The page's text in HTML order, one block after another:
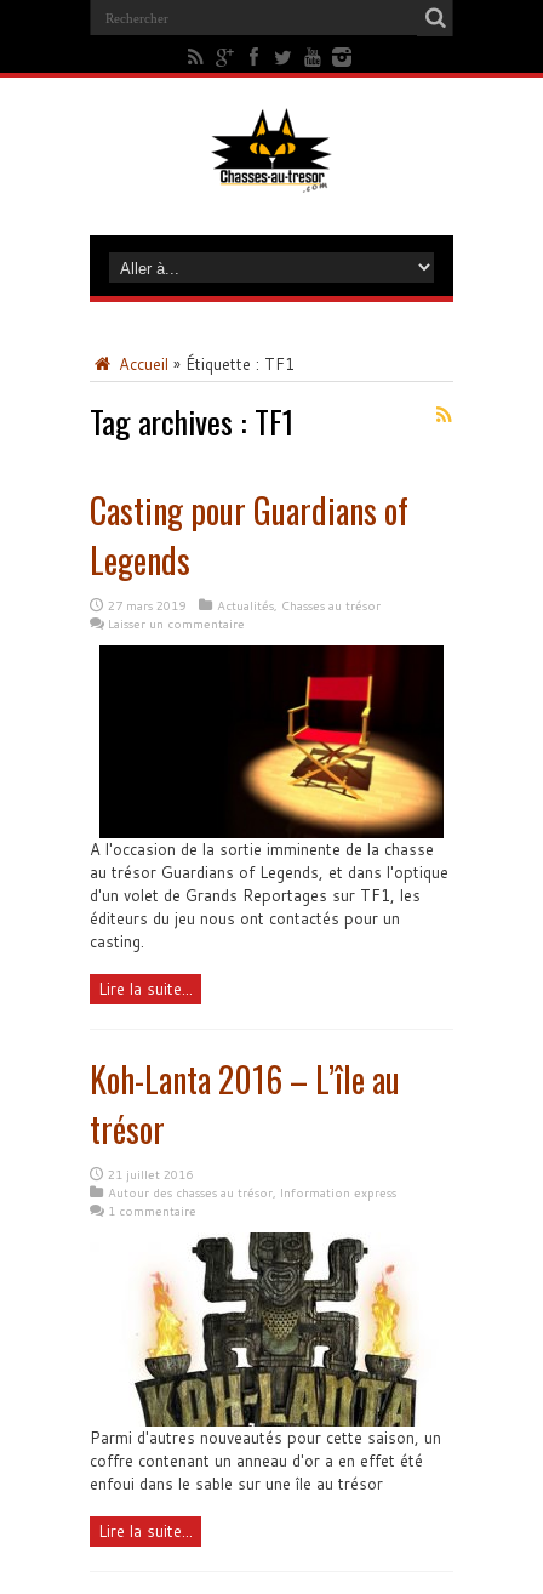
Accueil » Étiquette : TF1
Tag archives : TF1
Casting pour Guardians of
Legends
27 mars 2019 Actualités, Chasses au trésor
Laisser un commentaire
A l'occasion de la sortie imminente de la chasse
au trésor Guardians of Legends, et dans l'optique
d'un volet de Grands Reportages sur TF1, les
éditeurs du jeu nous ont contactés pour un
casting.
Lire la suite...
Koh-Lanta 2016 – L’île au
trésor
21 juillet 2016
Autour des chasses au trésor, Information express
1 commentaire
Parmi d'autres nouveautés pour cette saison, un
coffre contenant un anneau d'or a en effet été
enfoui dans le sable sur une île au trésor
Lire la suite...